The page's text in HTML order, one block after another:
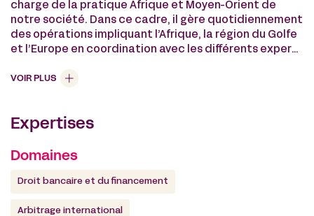
charge de la pratique Afrique et Moyen-Orient de
notre société. Dans ce cadre, il gère quotidiennement
des opérations impliquant l’Afrique, la région du Golfe
et l’Europe en coordination avec les différents experts
arbitrage international, droit commercial, etc.).
Jean-Baptiste est reconnu pour son approche
Il intervient régulièrement en tant qu’orateur lors de
à l’Université Paris Dauphine sur les questions de droit
VOIR PLUS
Expertises
Domaines
Droit bancaire et du financement
Arbitrage international